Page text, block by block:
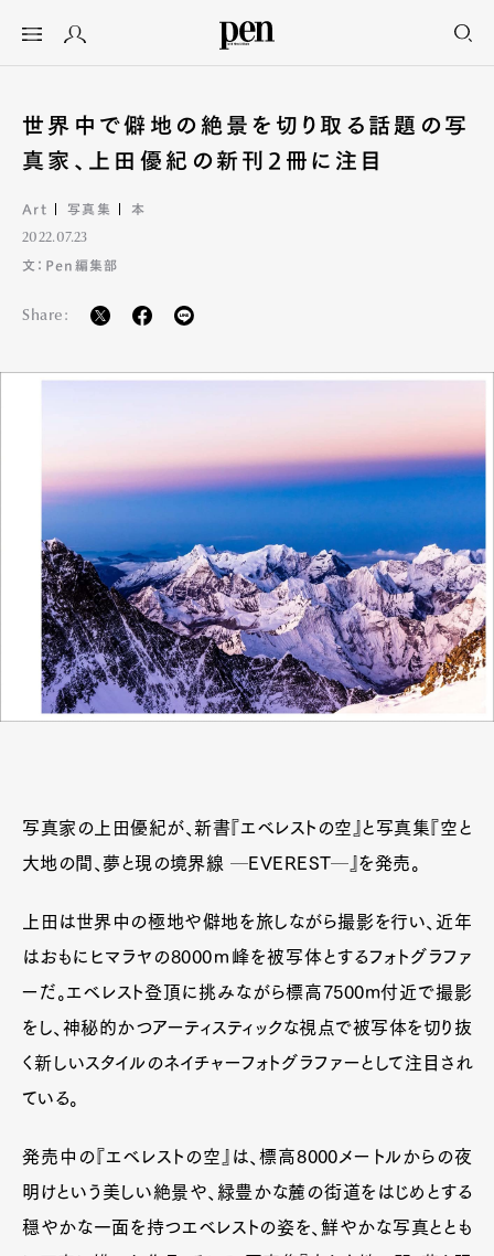
世界中で僻地の絶景を切り取る話題の写
真家、上田優紀の新刊2冊に注目
Art 写真集 本
2022.07.23
文：Pen編集部
Share:
写真家の上田優紀が、新書『エベレストの空』と写真集『空と
大地の間、夢と現の境界線 ─EVEREST─』を発売。
上田は世界中の極地や僻地を旅しながら撮影を行い、近年
はおもにヒマラヤの8000ｍ峰を被写体とするフォトグラファ
ーだ。エベレスト登頂に挑みながら標高7500m付近で撮影
をし、神秘的かつアーティスティックな視点で被写体を切り抜
く新しいスタイルのネイチャーフォトグラファーとして注目され
ている。
発売中の『エベレストの空』は、標高8000メートルからの夜
明けという美しい絶景や、緑豊かな麓の街道をはじめとする
穏やかな一面を持つエベレストの姿を、鮮やかな写真ととも